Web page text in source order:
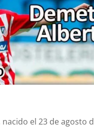
el 23 de agosto